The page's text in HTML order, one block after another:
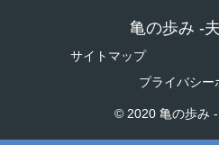
亀の歩み -
サイトマップ
プライバシー
© 2020 亀の歩み